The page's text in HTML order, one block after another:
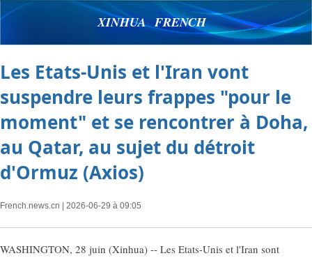
XINHUA FRENCH
Les Etats-Unis et l'Iran vont
suspendre leurs frappes "pour le
moment" et se rencontrer à Doha,
au Qatar, au sujet du détroit
d'Ormuz (Axios)
French.news.cn | 2026-06-29 à 09:05
WASHINGTON, 28 juin (Xinhua) -- Les Etats-Unis et l'Iran sont